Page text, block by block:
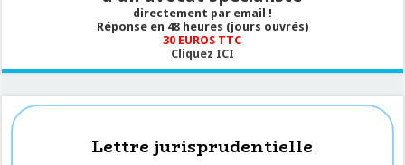
directement par email !
Réponse en 48 heures (jours ouvrés)
30 EUROS TTC
Cliquez ICI
Lettre jurisprudentielle